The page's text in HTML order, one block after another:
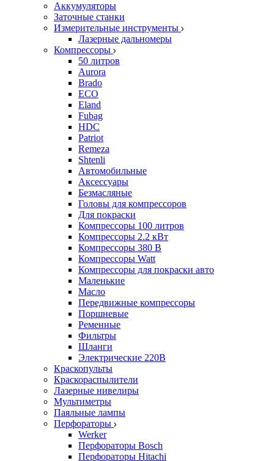
Аккумуляторы
Заточные станки
Измерительные инструменты
Лазерные дальномеры
Компрессоры
50 литров
Aurora
Brado
ECO
Eland
Fubag
HDC
Patriot
Remeza
Shtenli
Автомобильные
Аксессуары
Безмасляные
Головы для компрессоров
Для покраски
Компрессоры 100 литров
Компрессоры 2.2 кВт
Компрессоры 380 В
Компрессоры Watt
Компрессоры для покраски авто
Маленькие
Масло
Передвижные компрессоры
Поршневые
Ременные
Фильтры
Шланги
Электрические 220В
Краскопульты
Краскораспылители
Лазерные нивелиры
Мультиметры
Паяльные лампы
Перфораторы
Werker
Перфораторы Bosch
Перфораторы Hitachi